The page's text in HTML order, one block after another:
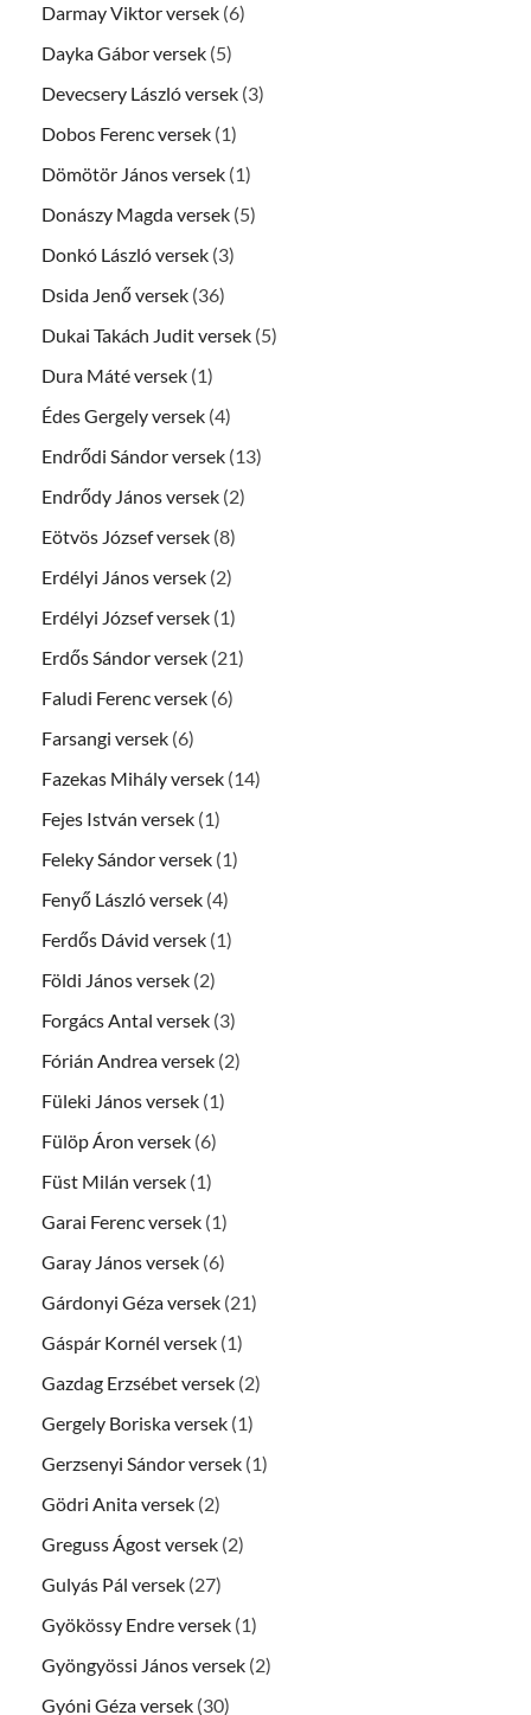
Darmay Viktor versek (6)
Dayka Gábor versek (5)
Devecsery László versek (3)
Dobos Ferenc versek (1)
Dömötör János versek (1)
Donászy Magda versek (5)
Donkó László versek (3)
Dsida Jenő versek (36)
Dukai Takách Judit versek (5)
Dura Máté versek (1)
Édes Gergely versek (4)
Endrődi Sándor versek (13)
Endrődy János versek (2)
Eötvös József versek (8)
Erdélyi János versek (2)
Erdélyi József versek (1)
Erdős Sándor versek (21)
Faludi Ferenc versek (6)
Farsangi versek (6)
Fazekas Mihály versek (14)
Fejes István versek (1)
Feleky Sándor versek (1)
Fenyő László versek (4)
Ferdős Dávid versek (1)
Földi János versek (2)
Forgács Antal versek (3)
Fórián Andrea versek (2)
Füleki János versek (1)
Fülöp Áron versek (6)
Füst Milán versek (1)
Garai Ferenc versek (1)
Garay János versek (6)
Gárdonyi Géza versek (21)
Gáspár Kornél versek (1)
Gazdag Erzsébet versek (2)
Gergely Boriska versek (1)
Gerzsenyi Sándor versek (1)
Gödri Anita versek (2)
Greguss Ágost versek (2)
Gulyás Pál versek (27)
Gyökössy Endre versek (1)
Gyöngyössi János versek (2)
Gyóni Géza versek (30)